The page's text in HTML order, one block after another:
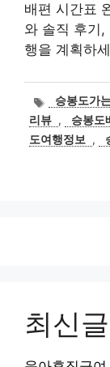
배편 시간표
와 솔직 후기,
행을 계획하
태
그
승봉도가
리뷰 , 승봉도
도여행정보
,
최신글